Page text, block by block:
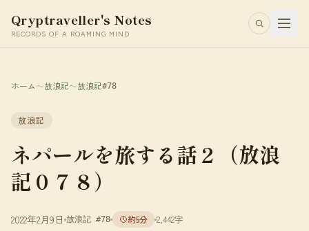
Qryptraveller's Notes
RECORDS OF A ROAMING MIND
ホーム〜放浪記〜放浪記#78
放浪記
ネパールを旅する話２（放浪
記０７８）
2022年2月9日 放浪記 #78 約5分 2,442字